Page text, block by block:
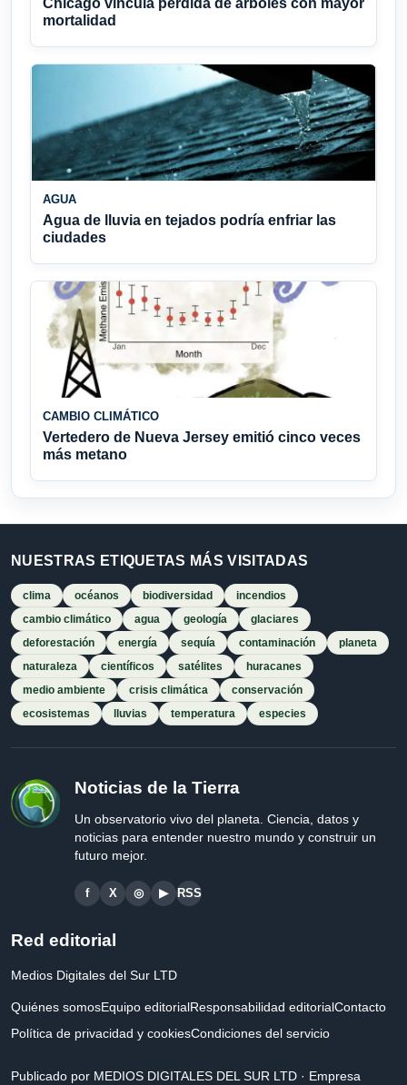
Chicago vincula pérdida de árboles con mayor
mortalidad
AGUA
Agua de lluvia en tejados podría enfriar las
ciudades
CAMBIO CLIMÁTICO
Vertedero de Nueva Jersey emitió cinco veces
más metano
NUESTRAS ETIQUETAS MÁS VISITADAS
clima océanos biodiversidad
incendios
cambio climático
agua geología
glaciares
deforestación
energía sequía contaminación
planeta
naturaleza
científicos satélites
huracanes
medio ambiente
crisis climática
conservación
ecosistemas
lluvias temperatura especies
Noticias de la Tierra
Un observatorio vivo del planeta. Ciencia, datos y
noticias para entender nuestro mundo y construir un
futuro mejor.
f X ◎ ▶ RSS
Red editorial
Medios Digitales del Sur LTD
Quiénes somosEquipo editorialResponsabilidad editorialContacto
Política de privacidad y cookiesCondiciones del servicio
Publicado por MEDIOS DIGITALES DEL SUR LTD · Empresa